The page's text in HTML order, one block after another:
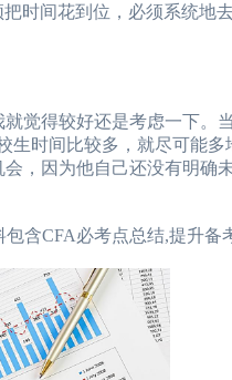
间花到位，必须系统地
得较好还是考虑一下。
时间比较多，就尽可能
，因为他自己还没有明确
包含CFA必考点总结,提升备